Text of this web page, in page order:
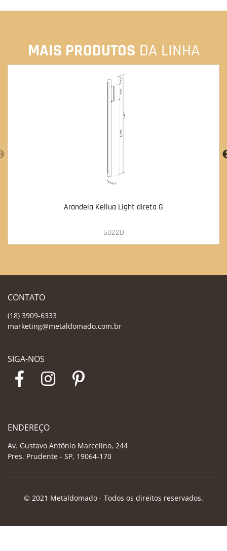
MAIS PRODUTOS DA LINHA
Arandela Kellua Light direta G
6022D
CONTATO
(18) 3909-6333
marketing@metaldomado.com.br
SIGA-NOS
ENDEREÇO
Av. Gustavo Antônio Marcelino, 244
Pres. Prudente - SP, 19064-170
© 2021 Metaldomado - Todos os direitos reservados.